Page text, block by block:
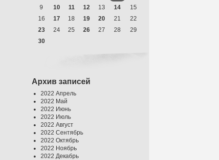
9
10 11 12 13 14
15
16
17 18 19 20 21
22
23
24 25 26 27 28
29
30
Архив записей
2022 Апрель
2022 Май
2022 Июнь
2022 Июль
2022 Август
2022 Сентябрь
2022 Октябрь
2022 Ноябрь
2022 Декабрь